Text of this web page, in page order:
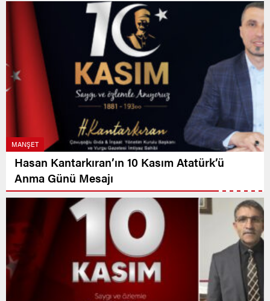
MANŞET
Hasan Kantarkıran’ın 10 Kasım Atatürk’ü
Anma Günü Mesajı